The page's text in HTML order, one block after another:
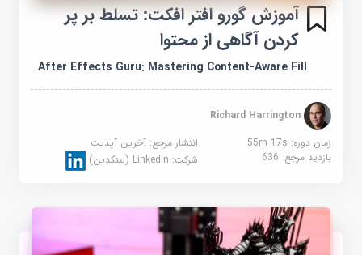
آموزش گورو افتر افکت: تسلط بر پر
کردن آگاهی از محتوا
After Effects Guru: Mastering Content-Aware Fill
Richard Harrington
زمان دوره: 55m 17s
انتشار مرجع:آخرین آپدیت
بازدید مرجع:636 شرکت:Linkedin (لینکدین)